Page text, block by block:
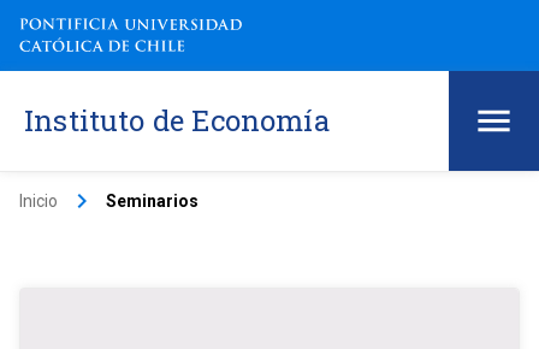
Instituto de Economía
Inicio keyboard_arrow_right Seminarios